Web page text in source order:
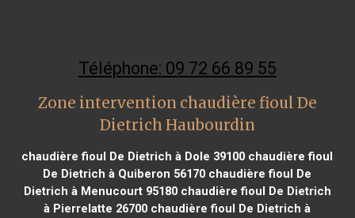
Téléphone: 09 72 66 89 55
Zone intervention chaudière fioul De
Dietrich Haubourdin
chaudière fioul De Dietrich à Dole 39100 chaudière fioul
De Dietrich à Quiberon 56170 chaudière fioul De
Dietrich à Menucourt 95180chaudière fioul De Dietrich
à Pierrelatte 26700 chaudière fioul De Dietrich à